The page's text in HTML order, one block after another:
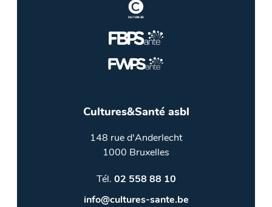
Cultures&Santé asbl
148 rue d'Anderlecht
1000 Bruxelles
Tél. 02 558 88 10
info@cultures-sante.be